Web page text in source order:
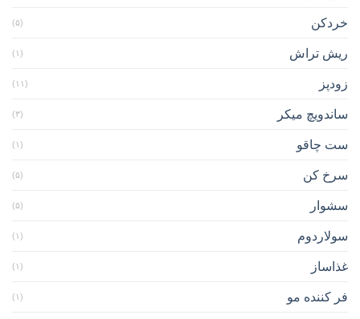
خردکن (۵)
ریش تراش (۱)
زودپز (۱۱)
ساندویچ میکر (۳)
ست چاقو (۱)
سرخ کن (۵)
سشوار (۵)
سولاردوم (۱)
غذاساز (۱)
فر کننده مو (۱)